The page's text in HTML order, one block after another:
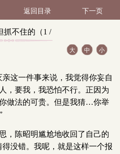
返回目录 下一页
抓不住的（1 /
大 中 小
这一件事来说，我觉得你妄自
，要我，我恐怕不行。正因为
做法的可贵。但是我猜…你举
，陈昭明尴尬地收回了自己的
没错。我呢，就是这样一个报